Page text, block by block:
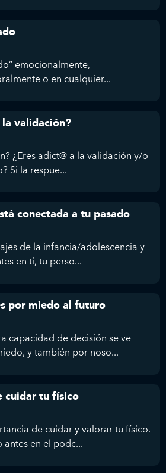
emocionalmente,
o en cualquier...
validación?
¿Eres adict@ a la validación y/o
Si la respue...
conectada a tu pasado
de la infancia/adolescencia y
en ti, tu perso...
por miedo al futuro
capacidad de decisión se ve
y también por noso...
cuidar tu físico
de cuidar y valorar tu físico.
en el podc...